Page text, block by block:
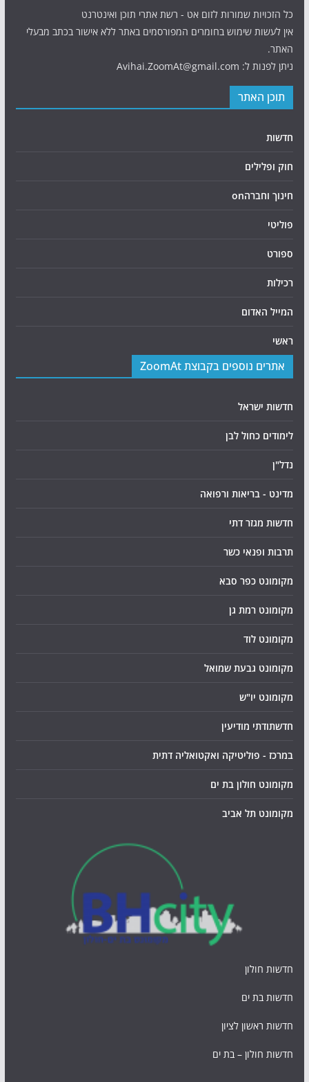
כל הזכויות שמורות לזום אט - רשת אתרי תוכן ואינטרנט
אין לעשות שימוש בחומרים המפורסמים באתר ללא אישור בכתב מבעלי
האתר.
ניתן לפנות ל: Avihai.ZoomAt@gmail.com
תוכן האתר
חדשות
חוק ופלילים
חינוך וחברהon
פוליטי
ספורט
רכילות
המייל האדום
ראשי
אתרים נוספים בקבוצת ZoomAt
חדשות ישראל
לימודים כחול לבן
נדל"ן
מדינט - בריאות ורפואה
חדשות מגזר דתי
תרבות ופנאי כשר
מקומונט כפר סבא
מקומונט רמת גן
מקומונט לוד
מקומונט גבעת שמואל
מקומונט יו"ש
חדשתודתי מודיעין
במרכז - פוליטיקה ואקטואליה דתית
מקומונט חולון בת ים
מקומונט תל אביב
חדשות חולון
חדשות בת ים
חדשות ראשון לציון
חדשות חולון – בת ים